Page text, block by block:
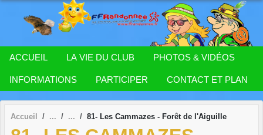
ACCUEIL LA VIE DU CLUB PHOTOS & VIDÉOS
INFORMATIONS PARTICIPER CONTACT ET PLAN
Accueil 81- Les Cammazes - Forêt de l'Aiguille